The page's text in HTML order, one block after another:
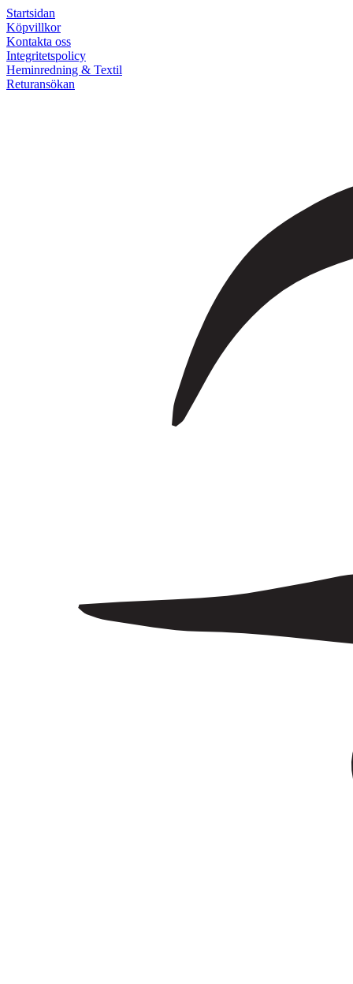
Startsidan
Köpvillkor
Kontakta oss
Integritetspolicy
Heminredning & Textil
Returansökan